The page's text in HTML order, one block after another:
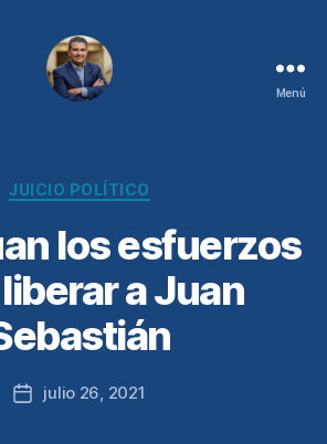
Menú
Categorías
JUICIO POLÍTICO
los esfuerzos
a Juan
Fechajulio 26, 2021